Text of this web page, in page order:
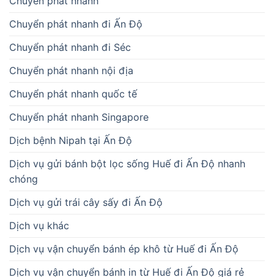
Chuyển phát nhanh đi Ấn Độ
Chuyển phát nhanh đi Séc
Chuyển phát nhanh nội địa
Chuyển phát nhanh quốc tế
Chuyển phát nhanh Singapore
Dịch bệnh Nipah tại Ấn Độ
Dịch vụ gửi bánh bột lọc sống Huế đi Ấn Độ nhanh
chóng
Dịch vụ gửi trái cây sấy đi Ấn Độ
Dịch vụ khác
Dịch vụ vận chuyển bánh ép khô từ Huế đi Ấn Độ
Dịch vụ vận chuyển bánh in từ Huế đi Ấn Độ giá rẻ